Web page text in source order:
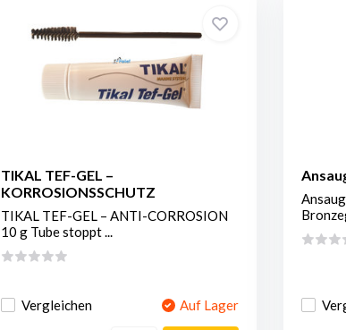
TIKAL TEF-GEL –
KORROSIONSSCHUTZ
TIKAL TEF-GEL – ANTI-CORROSION
10 g Tube stoppt ...
Vergleichen Auf Lager